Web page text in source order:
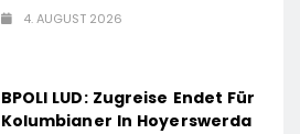
4. AUGUST 2026
BPOLI LUD: Zugreise Endet Für
Kolumbianer In Hoyerswerda